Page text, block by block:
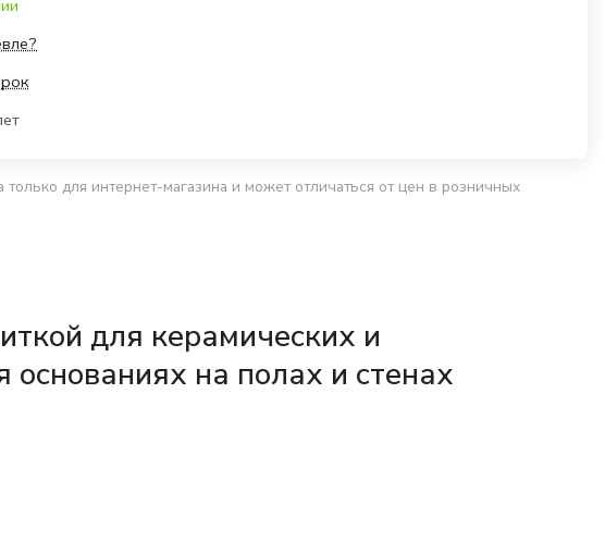
только для интернет-магазина и может отличаться от цен в розничных
для керамических и
на полах и стенах